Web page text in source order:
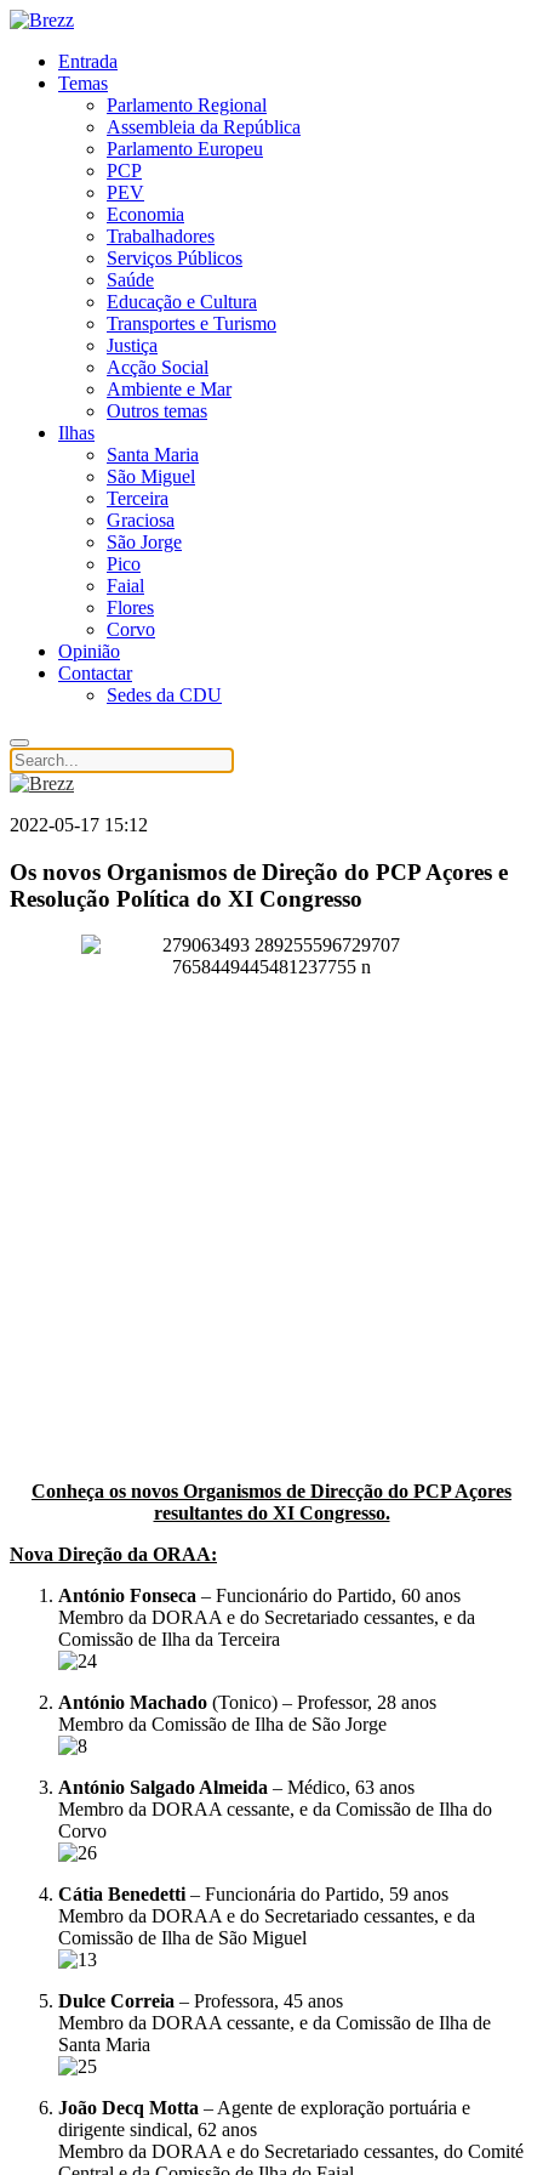
Entrada
Temas
Parlamento Regional
Assembleia da República
Parlamento Europeu
PCP
PEV
Economia
Trabalhadores
Serviços Públicos
Saúde
Educação e Cultura
Transportes e Turismo
Justiça
Acção Social
Ambiente e Mar
Outros temas
Ilhas
Santa Maria
São Miguel
Terceira
Graciosa
São Jorge
Pico
Faial
Flores
Corvo
Opinião
Contactar
Sedes da CDU
2022-05-17 15:12
Os novos Organismos de Direção do PCP Açores e
Resolução Política do XI Congresso
Conheça os novos Organismos de Direcção do PCP Açores
resultantes do XI Congresso.
Nova Direção da ORAA:
António Fonseca – Funcionário do Partido, 60 anos
Membro da DORAA e do Secretariado cessantes, e da
Comissão de Ilha da Terceira
António Machado (Tonico) – Professor, 28 anos
Membro da Comissão de Ilha de São Jorge
António Salgado Almeida – Médico, 63 anos
Membro da DORAA cessante, e da Comissão de Ilha do
Corvo
Cátia Benedetti– Funcionária do Partido, 59 anos
Membro da DORAA e do Secretariado cessantes, e da
Comissão de Ilha de São Miguel
Dulce Correia – Professora, 45 anos
Membro da DORAA cessante, e da Comissão de Ilha de
Santa Maria
João Decq Motta – Agente de exploração portuária e
dirigente sindical, 62 anos
Membro da DORAA e do Secretariado cessantes, do Comité